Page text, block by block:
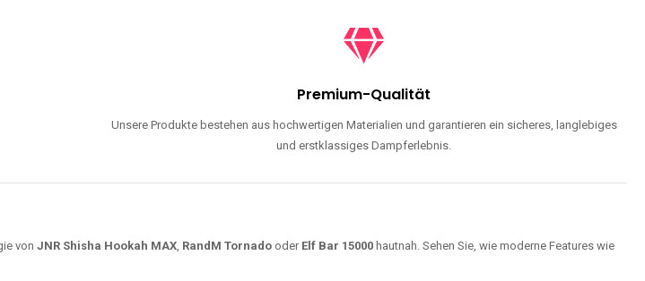
Premium-Qualität
Unsere Produkte bestehen aus hochwertigen Materialien und garantieren ein sicheres, langlebiges
und erstklassiges Dampferlebnis.
von JNR Shisha Hookah MAX, RandM Tornado oder Elf Bar 15000 hautnah. Sehen Sie, wie moderne Features wie